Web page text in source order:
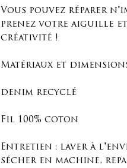
Vous pouvez réparer
prenez votre aiguille
créativité !
Matériaux et
denim recyclé
Fil 100% coton
Entretien : laver à
sécher en machine,